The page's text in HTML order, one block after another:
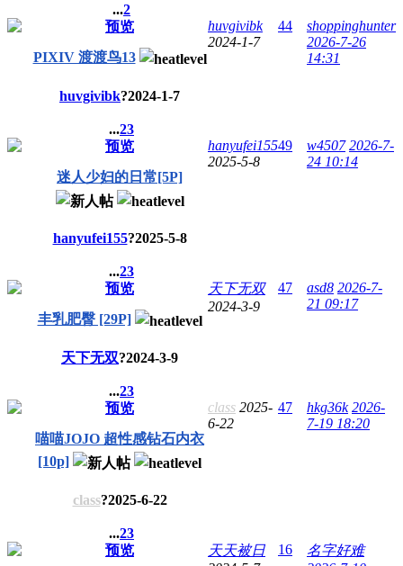
...2
预览
PIXIV 渡渡鸟13
huvgivibk?2024-1-7
...23
huvgivibk
2024-1-7
44
shoppinghunter
2026-7-26
14:31
预览
迷人少妇的日常[5P]
hanyufei155?2025-5-8
...23
hanyufei155
2025-5-8
49 w4507 2026-7-
24 10:14
预览
丰乳肥臀 [29P]
天下无双?2024-3-9
...23
天下无双
2024-3-9
47 asd8 2026-7-
21 09:17
预览
喵喵JOJO 超性感钻石内衣
[10p]
class?2025-6-22
...23
class 2025-
6-22
47 hkg36k 2026-
7-19 18:20
预览
天天被日
16
名字好难